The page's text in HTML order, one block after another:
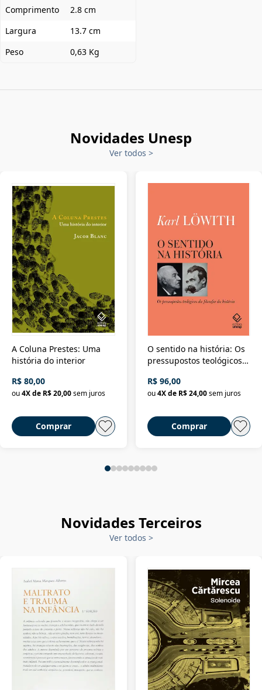
Comprimento
2.8 cm
Largura
13.7 cm
Peso
0,63 Kg
Novidades Unesp
Ver todos >
A Coluna Prestes: Uma
história do interior
R$ 80,00
ou4X de R$ 20,00sem juros
Comprar
O sentido na história: Os
pressupostos teológicos
R$ 96,00
ou 4X de R$ 24,00 sem juros
Comprar
Novidades Terceiros
Ver todos >